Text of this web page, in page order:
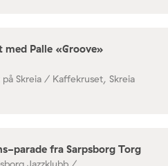
med Palle «Groove»
på Skreia / Kaffekruset, Skreia
parade fra Sarpsborg Torg